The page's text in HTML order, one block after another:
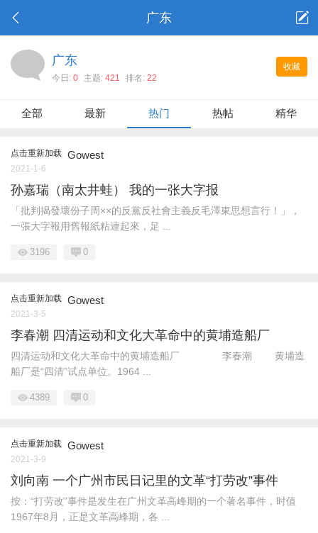
广东
收藏
广东
今日: 0 主题: 421 排名: 22
全部 最新 热门 热帖 精华
点击重新加载 Gowest
2021-1-6
孙嘉瑞（南太井蛙） 我的一张大字报
「批判揭發壞份子周××的反黨反社會主義反毛澤東思想言行！」，
一張大字報用舊報紙粘連起來，足 ...
3196 0
点击重新加载 Gowest
2021-3-5
李春潮 四清运动和文化大革命中的黄埔造船厂
四清运动和文化大革命中的黄埔造船厂 李春潮 黄埔造
船厂是“四清”试点单位。1964 ...
4389 0
点击重新加载 Gowest
2021-3-9
刘向南 一个广州市民日记里的文革“打劳改”事件
按：“打劳改”事件是发生在广州文革高峰期的一个著名事件，时值
1967年8月，正是文革高峰期，各 ...